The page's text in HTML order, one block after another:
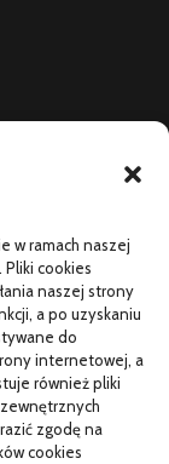
w ramach naszej
cookies
naszej strony
a po uzyskaniu
do
internetowej, a
również pliki
zgodę na
cookies
KSeF